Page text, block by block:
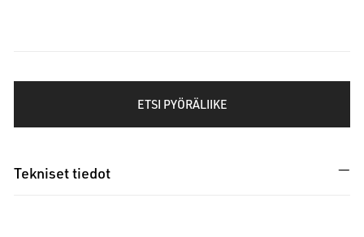
ETSI PYÖRÄLIIKE
Tekniset tiedot